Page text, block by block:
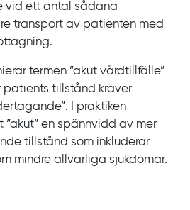
vid ett antal sådana
transport av patienten med
termen ”akut vårdtillfälle”
patients tillstånd kräver
I praktiken
en spännvidd av mer
tillstånd som inkluderar
mindre allvarliga sjukdomar.